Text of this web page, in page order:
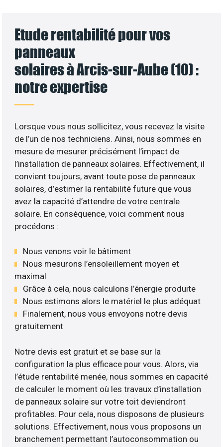
Etude rentabilité pour vos
panneaux
solaires à Arcis-sur-Aube (10) :
notre expertise
Lorsque vous nous sollicitez, vous recevez la visite
de l’un de nos techniciens. Ainsi, nous sommes en
mesure de mesurer précisément l’impact de
l’installation de panneaux solaires. Effectivement, il
convient toujours, avant toute pose de panneaux
solaires, d’estimer la rentabilité future que vous
avez la capacité d’attendre de votre centrale
solaire. En conséquence, voici comment nous
procédons :
Nous venons voir le bâtiment
Nous mesurons l’ensoleillement moyen et
maximal
Grâce à cela, nous calculons l’énergie produite
Nous estimons alors le matériel le plus adéquat
Finalement, nous vous envoyons notre devis
gratuitement
Notre devis est gratuit et se base sur la
configuration la plus efficace pour vous. Alors, via
l’étude rentabilité menée, nous sommes en capacité
de calculer le moment où les travaux d’installation
de panneaux solaire sur votre toit deviendront
profitables. Pour cela, nous disposons de plusieurs
solutions. Effectivement, nous vous proposons un
branchement permettant l’autoconsommation ou